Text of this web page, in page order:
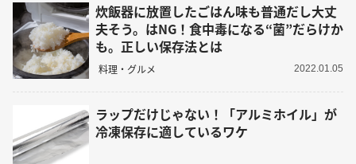
炊飯器に放置したごはん味も普通だし大丈
夫そう。はNG！食中毒になる“菌”だらけか
も。正しい保存法とは
料理・グルメ 2022.01.05
ラップだけじゃない！「アルミホイル」が
冷凍保存に適しているワケ